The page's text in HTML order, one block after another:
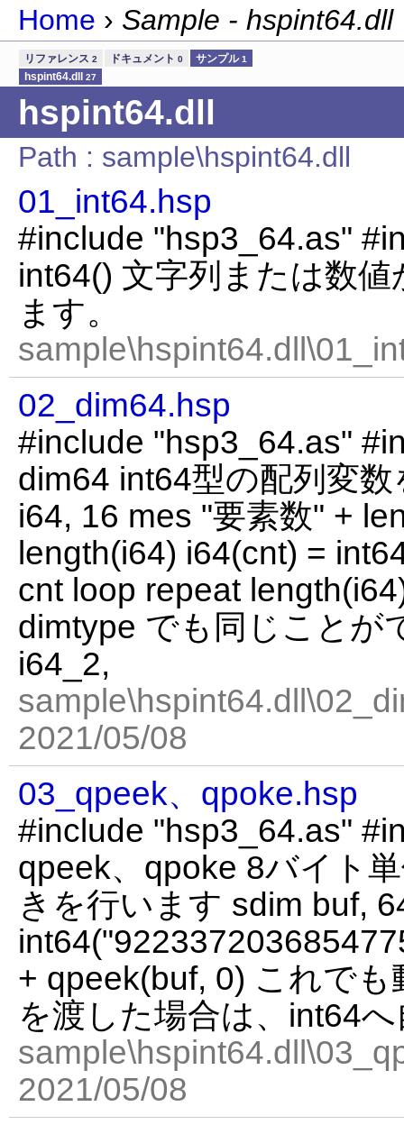
Home › Sample - hspint64.dll
リファレンス 2 ドキュメント 0 サンプル1
hspint64.dll 27
hspint64.dll
Path : sample\hspint64.dll
01_int64.hsp
#include "hsp3_64.as"
int64() 文字列または数
ます。
02_dim64.hsp
#include "hsp3_64.as"
dim64 int64型の配列変
i64, 16 mes "要素数" +
length(i64) i64(cnt) =
cnt loop repeat
dimtype でも同じことが
i64_2,
2021/05/08
03_qpeek、qpoke.hsp
#include "hsp3_64.as"
qpeek、qpoke 8バイト
きを行います sdim buf,
+ qpeek(buf, 0) これで
を渡した場合は、int64
2021/05/08